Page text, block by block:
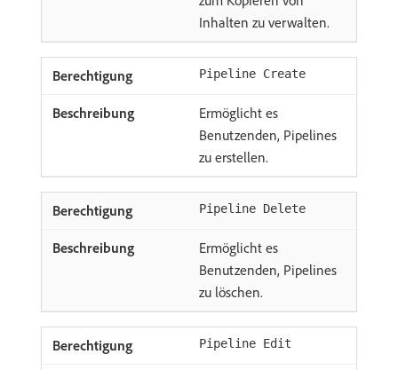
Inhalten zu verwalten.
Pipeline Create
Ermöglicht es
Benutzenden, Pipelines
zu erstellen.
Pipeline Delete
Ermöglicht es
Benutzenden, Pipelines
zu löschen.
Pipeline Edit